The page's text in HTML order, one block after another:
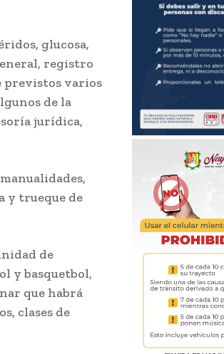
glucosa,
registro
previstos varios
de la
jurídica,
y trueque de
de
y basquetbol,
que habrá
clases de